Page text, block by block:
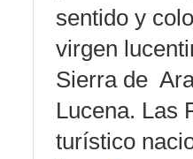
sentido y
virgen
Sierra de
Lucena. Las
turístico